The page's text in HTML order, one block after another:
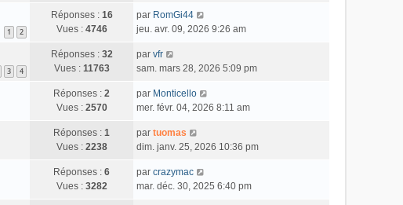
1 2
Réponses : 16
Vues : 4746
par RomGi44
jeu. avr. 09, 2026 9:26 am
3 4
Réponses : 32
Vues : 11763
par vfr
sam. mars 28, 2026 5:09 pm
Réponses : 2
Vues : 2570
par Monticello
mer. févr. 04, 2026 8:11 am
Réponses : 1
Vues : 2238
par tuomas
dim. janv. 25, 2026 10:36 pm
Réponses : 6
Vues : 3282
par crazymac
mar. déc. 30, 2025 6:40 pm